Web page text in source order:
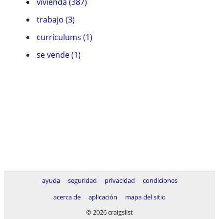
trabajo (3)
currículums (1)
se vende (1)
ayuda seguridad privacidad
condiciones
acerca de
aplicación
mapa del sitio
© 2026 craigslist